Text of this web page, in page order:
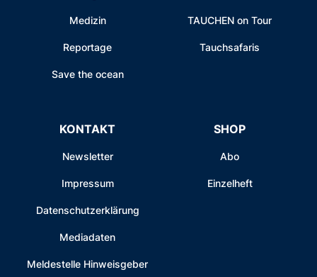
Medizin
Reportage
Save the ocean
TAUCHEN on Tour
Tauchsafaris
KONTAKT
Newsletter
Impressum
Datenschutzerklärung
Mediadaten
Meldestelle Hinweisgeber
SHOP
Abo
Einzelheft